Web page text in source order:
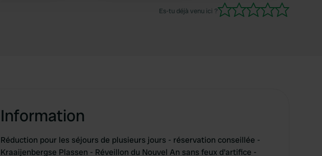
était délicieuse, un vrai régal ! Le tout sur une
agréable terrasse couverte. C'était vraiment
Es-tu déjà venu ici ?
Information
Réduction pour les séjours de plusieurs jours - réservation conseillée -
Kraaijenbergse Plassen - Réveillon du Nouvel An sans feux d'artifice -